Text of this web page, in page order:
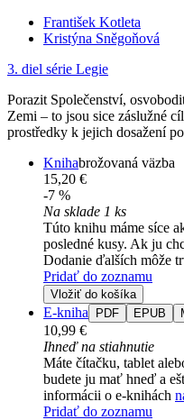
František Kotleta
Kristýna Sněgoňová
3. diel série Legie
Porazit Společenství,
Zemi – to jsou sice záslužné
prostředky k jejich dosažení
Knihabrožovaná väzba
15,20 €
-7 %
Na sklade 1 ks
Túto knihu máme síce
posledné kusy. Ak ju
Dodanie ďalších môže
Pridať do zoznamu
Vložiť do košíka
E-kniha PDF EPUB
10,99 €
Ihneď na stiahnutie
Máte čítačku, tablet
budete ju mať hneď a
informácii o e-knihách
Pridať do zoznamu